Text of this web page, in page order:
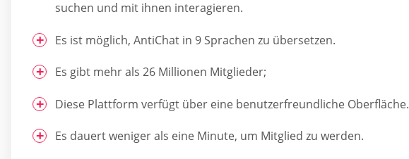
suchen und mit ihnen interagieren.
Es ist möglich, AntiChat in 9 Sprachen zu übersetzen.
Es gibt mehr als 26 Millionen Mitglieder;
Diese Plattform verfügt über eine benutzerfreundliche Oberfläche.
Es dauert weniger als eine Minute, um Mitglied zu werden.